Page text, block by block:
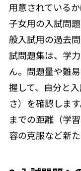
用意されている
子女用の入試問
般入試用の過去
試問題集は、学
ん。問題量や難
握して、自分と
さ）を確認しま
までの距離（学
容の克服など新